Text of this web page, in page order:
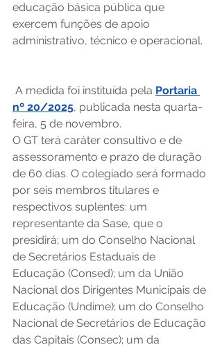
educação básica pública que
exercem funções de apoio
administrativo, técnico e operacional.
A medida foi instituída pela Portaria
nº 20/2025, publicada nesta quarta-
feira, 5 de novembro.
O GT terá caráter consultivo e de
assessoramento e prazo de duração
de 60 dias. O colegiado será formado
por seis membros titulares e
respectivos suplentes: um
representante da Sase, que o
presidirá; um do Conselho Nacional
de Secretários Estaduais de
Educação (Consed); um da União
Nacional dos Dirigentes Municipais de
Educação (Undime); um do Conselho
Nacional de Secretários de Educação
das Capitais (Consec); um da